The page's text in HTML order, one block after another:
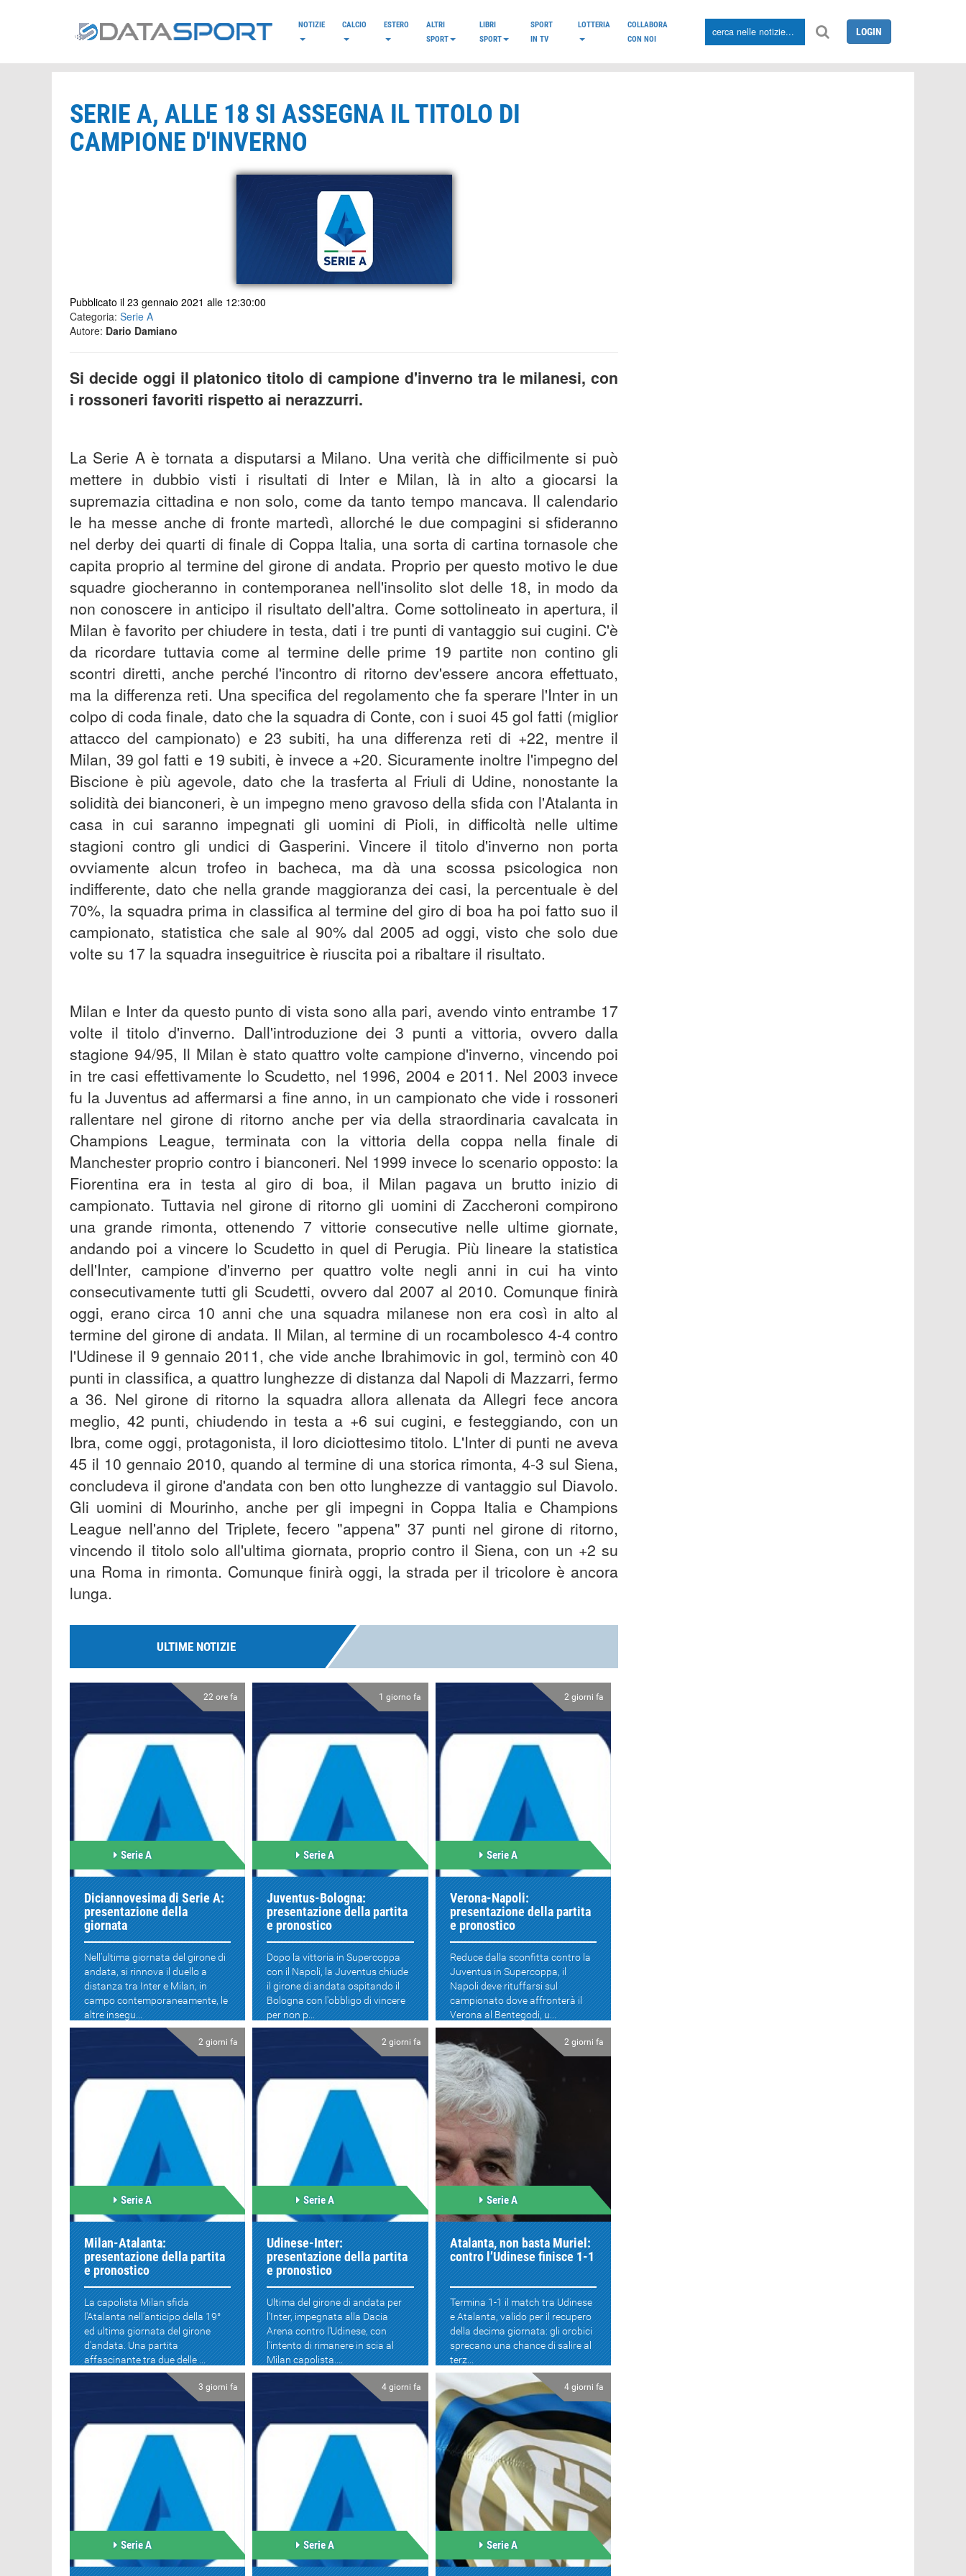
NOTIZIE CALCIO ESTERO
ALTRI
SPORT
LIBRI
SPORT
SPORT
IN TV
LOTTERIA
COLLABORA
CON NOI
LOGIN
SERIE A, ALLE 18 SI ASSEGNA IL TITOLO DI
CAMPIONE D'INVERNO
Pubblicato il 23 gennaio 2021 alle 12:30:00
Categoria: Serie A
Autore: Dario Damiano
Si decide oggi il platonico titolo di campione d'inverno tra le milanesi, con
i rossoneri favoriti rispetto ai nerazzurri.
La Serie A è tornata a disputarsi a Milano. Una verità che difficilmente si può
mettere in dubbio visti i risultati di Inter e Milan, là in alto a giocarsi la
supremazia cittadina e non solo, come da tanto tempo mancava. Il calendario
le ha messe anche di fronte martedì, allorché le due compagini si sfideranno
nel derby dei quarti di finale di Coppa Italia, una sorta di cartina tornasole che
capita proprio al termine del girone di andata. Proprio per questo motivo le due
squadre giocheranno in contemporanea nell'insolito slot delle 18, in modo da
non conoscere in anticipo il risultato dell'altra. Come sottolineato in apertura, il
Milan è favorito per chiudere in testa, dati i tre punti di vantaggio sui cugini. C'è
da ricordare tuttavia come al termine delle prime 19 partite non contino gli
scontri diretti, anche perché l'incontro di ritorno dev'essere ancora effettuato,
ma la differenza reti. Una specifica del regolamento che fa sperare l'Inter in un
colpo di coda finale, dato che la squadra di Conte, con i suoi 45 gol fatti (miglior
attacco del campionato) e 23 subiti, ha una differenza reti di +22, mentre il
Milan, 39 gol fatti e 19 subiti, è invece a +20. Sicuramente inoltre l'impegno del
Biscione è più agevole, dato che la trasferta al Friuli di Udine, nonostante la
solidità dei bianconeri, è un impegno meno gravoso della sfida con l'Atalanta in
casa in cui saranno impegnati gli uomini di Pioli, in difficoltà nelle ultime
stagioni contro gli undici di Gasperini. Vincere il titolo d'inverno non porta
ovviamente alcun trofeo in bacheca, ma dà una scossa psicologica non
indifferente, dato che nella grande maggioranza dei casi, la percentuale è del
70%, la squadra prima in classifica al termine del giro di boa ha poi fatto suo il
campionato, statistica che sale al 90% dal 2005 ad oggi, visto che solo due
volte su 17 la squadra inseguitrice è riuscita poi a ribaltare il risultato.
Milan e Inter da questo punto di vista sono alla pari, avendo vinto entrambe 17
volte il titolo d'inverno. Dall'introduzione dei 3 punti a vittoria, ovvero dalla
stagione 94/95, Il Milan è stato quattro volte campione d'inverno, vincendo poi
in tre casi effettivamente lo Scudetto, nel 1996, 2004 e 2011. Nel 2003 invece
fu la Juventus ad affermarsi a fine anno, in un campionato che vide i rossoneri
rallentare nel girone di ritorno anche per via della straordinaria cavalcata in
Champions League, terminata con la vittoria della coppa nella finale di
Manchester proprio contro i bianconeri. Nel 1999 invece lo scenario opposto: la
Fiorentina era in testa al giro di boa, il Milan pagava un brutto inizio di
campionato. Tuttavia nel girone di ritorno gli uomini di Zaccheroni compirono
una grande rimonta, ottenendo 7 vittorie consecutive nelle ultime giornate,
andando poi a vincere lo Scudetto in quel di Perugia. Più lineare la statistica
dell'Inter, campione d'inverno per quattro volte negli anni in cui ha vinto
consecutivamente tutti gli Scudetti, ovvero dal 2007 al 2010. Comunque finirà
oggi, erano circa 10 anni che una squadra milanese non era così in alto al
termine del girone di andata. Il Milan, al termine di un rocambolesco 4-4 contro
l'Udinese il 9 gennaio 2011, che vide anche Ibrahimovic in gol, terminò con 40
punti in classifica, a quattro lunghezze di distanza dal Napoli di Mazzarri, fermo
a 36. Nel girone di ritorno la squadra allora allenata da Allegri fece ancora
meglio, 42 punti, chiudendo in testa a +6 sui cugini, e festeggiando, con un
Ibra, come oggi, protagonista, il loro diciottesimo titolo. L'Inter di punti ne aveva
45 il 10 gennaio 2010, quando al termine di una storica rimonta, 4-3 sul Siena,
concludeva il girone d'andata con ben otto lunghezze di vantaggio sul Diavolo.
Gli uomini di Mourinho, anche per gli impegni in Coppa Italia e Champions
League nell'anno del Triplete, fecero "appena" 37 punti nel girone di ritorno,
vincendo il titolo solo all'ultima giornata, proprio contro il Siena, con un +2 su
una Roma in rimonta. Comunque finirà oggi, la strada per il tricolore è ancora
lunga.
ULTIME NOTIZIE
22 ore fa
Serie A
Diciannovesima di Serie A:
presentazione della
giornata
Nell’ultima giornata del girone di
andata, si rinnova il duello a
distanza tra Inter e Milan, in
campo contemporaneamente, le
altre insegu...
1 giorno fa
Serie A
Juventus-Bologna:
presentazione della partita
e pronostico
Dopo la vittoria in Supercoppa
con il Napoli, la Juventus chiude
il girone di andata ospitando il
Bologna con l'obbligo di vincere
per non p...
2 giorni fa
Serie A
Verona-Napoli:
presentazione della partita
e pronostico
Reduce dalla sconfitta contro la
Juventus in Supercoppa, il
Napoli deve rituffarsi sul
campionato dove affronterà il
Verona al Bentegodi, u...
2 giorni fa
Serie A
Milan-Atalanta:
presentazione della partita
e pronostico
La capolista Milan sfida
l'Atalanta nell'anticipo della 19°
ed ultima giornata del girone
d'andata. Una partita
affascinante tra due delle ...
2 giorni fa
Serie A
Udinese-Inter:
presentazione della partita
e pronostico
Ultima del girone di andata per
l'Inter, impegnata alla Dacia
Arena contro l'Udinese, con
l'intento di rimanere in scia al
Milan capolista....
2 giorni fa
Serie A
Atalanta, non basta Muriel:
contro l’Udinese finisce 1-1
Termina 1-1 il match tra Udinese
e Atalanta, valido per il recupero
della decima giornata: gli orobici
sprecano una chance di salire al
terz...
3 giorni fa
Serie A
4 giorni fa
Serie A
4 giorni fa
Serie A